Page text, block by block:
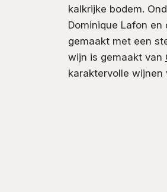
kalkrijke bodem.
Dominique Lafon
gemaakt met een
wijn is gemaakt van
karaktervolle wijnen